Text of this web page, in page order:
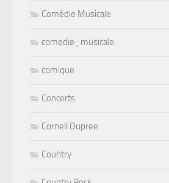
Comédie Musicale
comedie_musicale
comique
Concerts
Cornell Dupree
Country